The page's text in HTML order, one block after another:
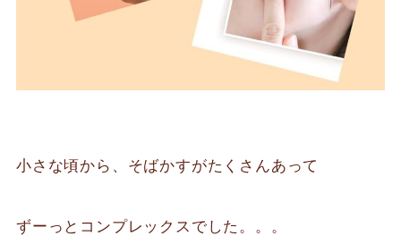
小さな頃から、そばかすがたくさんあって
ずーっとコンプレックスでした。。。